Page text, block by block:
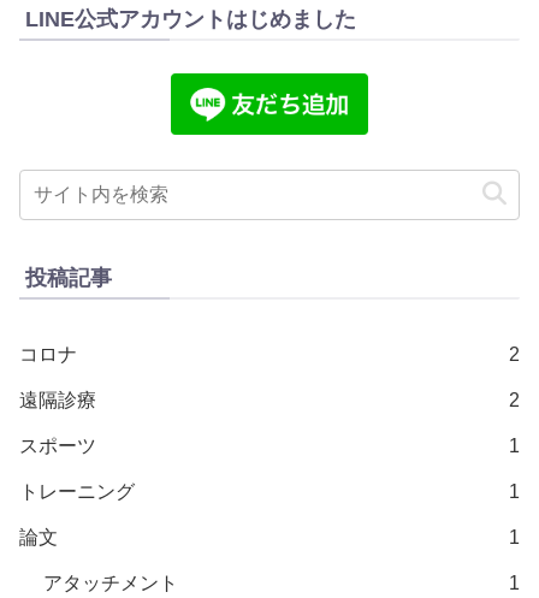
LINE公式アカウントはじめました
投稿記事
コロナ 2
遠隔診療 2
スポーツ 1
トレーニング 1
論文 1
アタッチメント 1